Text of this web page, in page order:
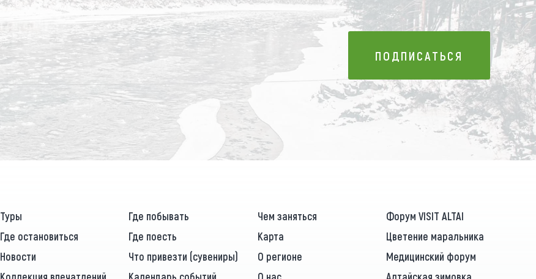
ПОДПИСАТЬСЯ
ПОДПИСАТЬСЯ
Туры Где побывать Чем заняться
Форум VISIT ALTAI
Где остановиться
Где поесть Карта
Цветение маральника
Новости
Что привезти (сувениры) О регионе
Медицинский форум